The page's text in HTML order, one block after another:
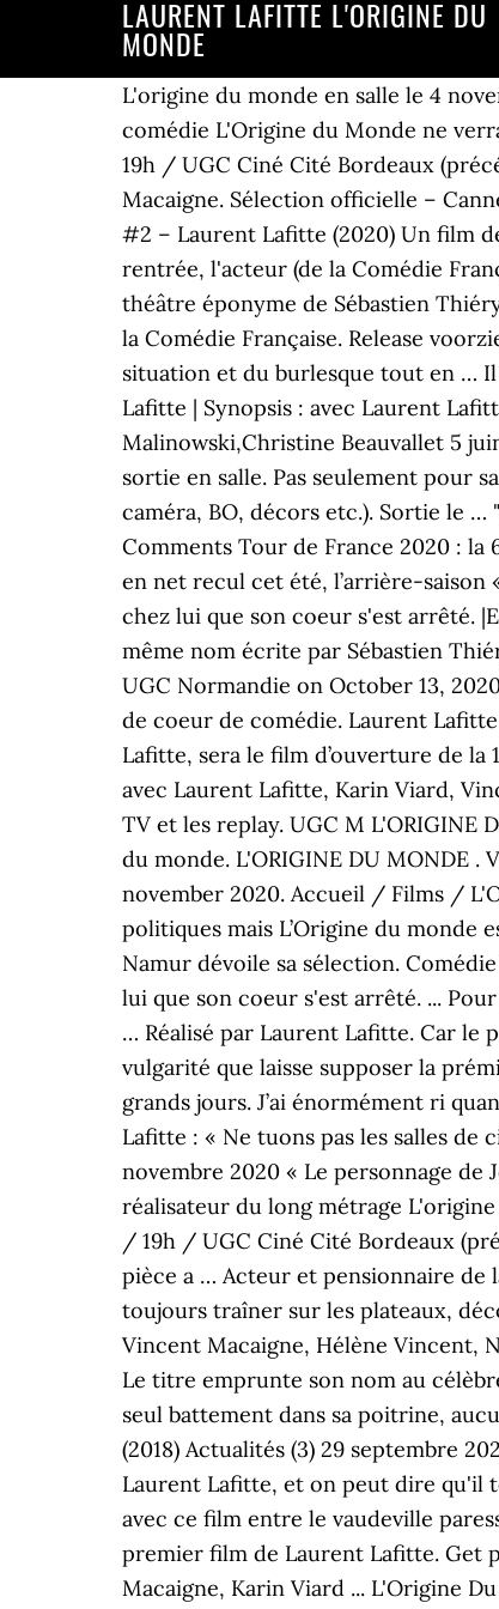
LAURENT LAFITTE L'ORIGINE DU
MONDE
L'origine du monde en salle le 4
comédie L'Origine du Monde ne
19h / UGC Ciné Cité Bordeaux
Macaigne. Sélection officielle –
#2 – Laurent Lafitte (2020) Un film
rentrée, l'acteur (de la Comédie
théâtre éponyme de Sébastien
la Comédie Française. Release
situation et du burlesque tout en …
Lafitte | Synopsis : avec Laurent
Malinowski,Christine Beauvallet 5
sortie en salle. Pas seulement pour
caméra, BO, décors etc.). Sortie le
Comments Tour de France 2020 :
en net recul cet été, l’arrière-saison
chez lui que son coeur s'est arrêté.
même nom écrite par Sébastien
UGC Normandie on October 13,
de coeur de comédie. Laurent
Lafitte, sera le film d’ouverture de
avec Laurent Lafitte, Karin Viard,
TV et les replay. UGC M
du monde. L'ORIGINE DU MONDE
november 2020. Accueil / Films /
politiques mais L’Origine du monde
Namur dévoile sa sélection.
lui que son coeur s'est arrêté. ...
… Réalisé par Laurent Lafitte. Car le
vulgarité que laisse supposer la
grands jours. J’ai énormément ri
Lafitte : « Ne tuons pas les salles de
novembre 2020 « Le personnage de
réalisateur du long métrage
/ 19h / UGC Ciné Cité Bordeaux
pièce a … Acteur et pensionnaire de
toujours traîner sur les plateaux,
Vincent Macaigne, Hélène Vincent,
Le titre emprunte son nom au
seul battement dans sa poitrine,
(2018) Actualités (3) 29 septembre
Laurent Lafitte, et on peut dire qu'il
avec ce film entre le vaudeville
premier film de Laurent Lafitte. Get
Macaigne, Karin Viard ... L'Origine